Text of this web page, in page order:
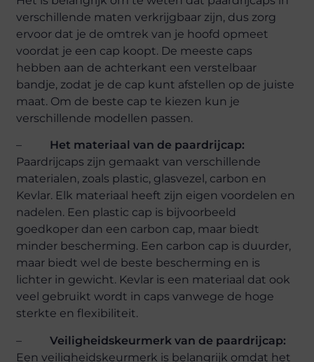
verschillende maten verkrijgbaar zijn, dus zorg
ervoor dat je de omtrek van je hoofd opmeet
voordat je een cap koopt. De meeste caps
hebben aan de achterkant een verstelbaar
bandje, zodat je de cap kunt afstellen op de juiste
maat. Om de beste cap te kiezen kun je
verschillende modellen passen.
– Het materiaal van de paardrijcap:
Paardrijcaps zijn gemaakt van verschillende
materialen, zoals plastic, glasvezel, carbon en
Kevlar. Elk materiaal heeft zijn eigen voordelen en
nadelen. Een plastic cap is bijvoorbeeld
goedkoper dan een carbon cap, maar biedt
minder bescherming. Een carbon cap is duurder,
maar biedt wel de beste bescherming en is
lichter in gewicht. Kevlar is een materiaal dat ook
veel gebruikt wordt in caps vanwege de hoge
sterkte en flexibiliteit.
–Veiligheidskeurmerk van de paardrijcap:
Een veiligheidskeurmerk is belangrijk omdat het